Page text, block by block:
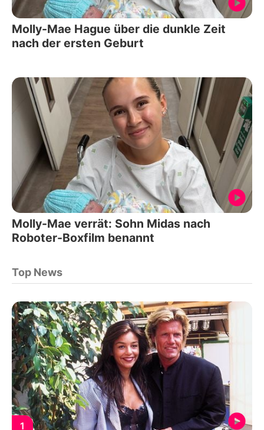
Molly-Mae Hague über die dunkle Zeit
nach der ersten Geburt
Molly-Mae verrät: Sohn Midas nach
Roboter-Boxfilm benannt
Top News
1